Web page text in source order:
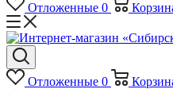
Отложенные 0
Отложенные 0